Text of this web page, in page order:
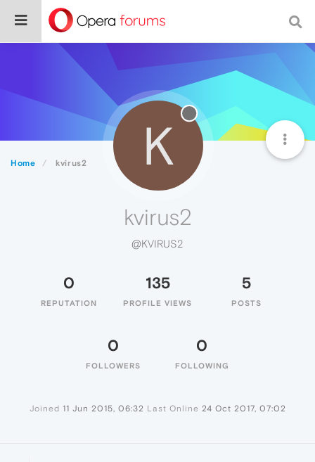
Home kvirus2 K
kvirus2
@KVIRUS2
0
REPUTATION
135
PROFILE VIEWS
5
POSTS
0
FOLLOWERS
0
FOLLOWING
Joined 11 Jun 2015, 06:32 Last Online 24 Oct 2017, 07:02